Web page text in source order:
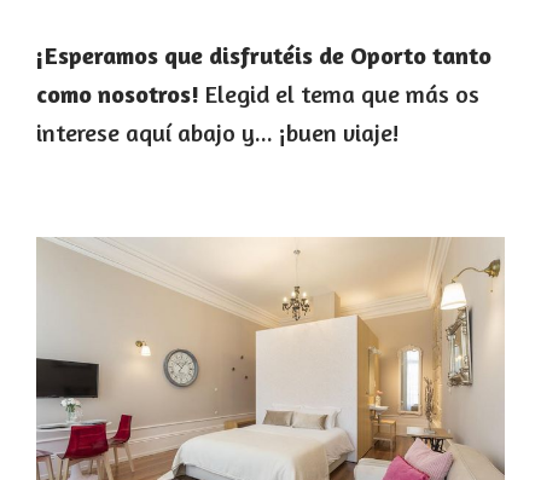
¡Esperamos que disfrutéis de Oporto tanto
como nosotros! Elegid el tema que más os
interese aquí abajo y... ¡buen viaje!